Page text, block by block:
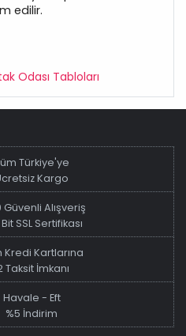
edilir.
Odası Tabloları
Türkiye'ye
Kargo
Güvenli Alışveriş
SSL Sertifikası
Kredi Kartlarına
Taksit İmkanı
Havale - Eft
%5 İndirim